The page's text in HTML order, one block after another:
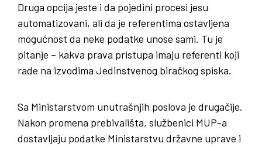
Druga opcija jeste i da pojedini procesi jesu
automatizovani, ali da je referentima ostavljena
mogućnost da neke podatke unose sami. Tu je
pitanje – kakva prava pristupa imaju referenti koji
rade na izvodima Jedinstvenog biračkog spiska.
Sa Ministarstvom unutrašnjih poslova je drugačije.
Nakon promena prebivališta, službenici MUP-a
dostavljaju podatke Ministarstvu državne uprave i